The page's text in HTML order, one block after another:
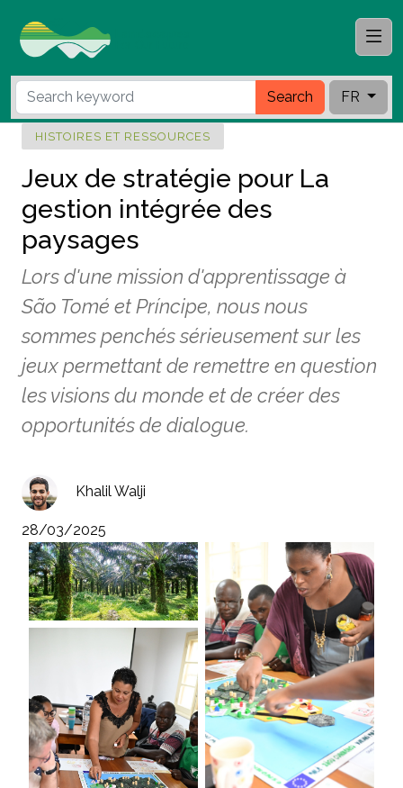
Search FR
HISTOIRES ET RESSOURCES
Jeux de stratégie pour La
gestion intégrée des
paysages
Lors d'une mission d'apprentissage à
São Tomé et Príncipe, nous nous
sommes penchés sérieusement sur les
jeux permettant de remettre en question
les visions du monde et de créer des
opportunités de dialogue.
Khalil Walji
28/03/2025